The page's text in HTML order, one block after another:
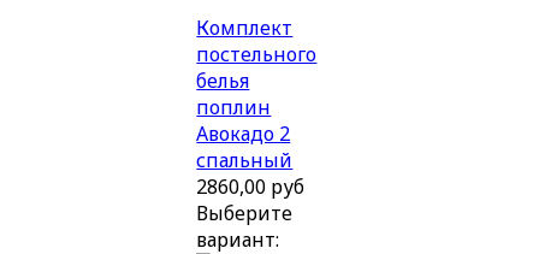
Комплект
постельного
белья
поплин
Авокадо 2
спальный
2860,00 руб
Выберите
вариант: